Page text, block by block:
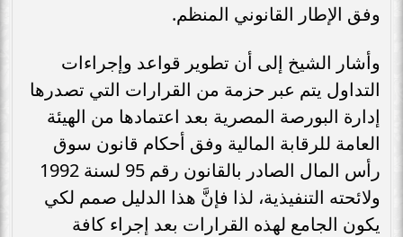
وفق الإطار القانوني المنظم.
وأشار الشيخ إلى أن تطوير قواعد وإجراءات
التداول يتم عبر حزمة من القرارات التي تصدرها
إدارة البورصة المصرية بعد اعتمادها من الهيئة
العامة للرقابة المالية وفق أحكام قانون سوق
رأس المال الصادر بالقانون رقم 95 لسنة 1992
ولائحته التنفيذية، لذا فإنَّ هذا الدليل صمم لكي
يكون الجامع لهذه القرارات بعد إجراء كافة